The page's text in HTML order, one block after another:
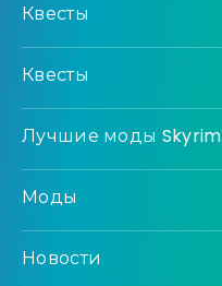
Квесты
Квесты
Лучшие моды Skyrim
Моды
Новости